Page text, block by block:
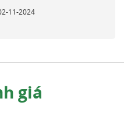
11-2024
giá